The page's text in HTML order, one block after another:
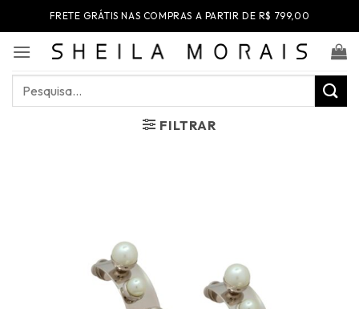
to
content
FRETE GRÁTIS NAS COMPRAS A PARTIR DE R$ 799,00
FILTRAR